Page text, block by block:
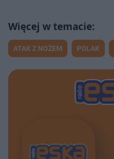
ATAK Z NOŻEM POLAK